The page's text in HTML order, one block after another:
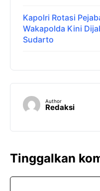
Kapolri Rotasi
Wakapolda Kini
Sudarto
Author
Redaksi
Tinggalkan